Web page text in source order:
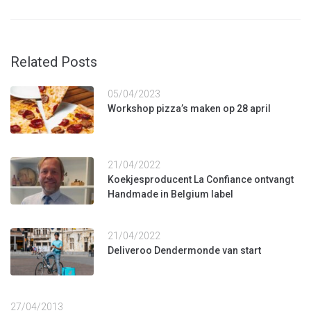
Related Posts
05/04/2023
Workshop pizza’s maken op 28 april
21/04/2022
Koekjesproducent La Confiance ontvangt
Handmade in Belgium label
21/04/2022
Deliveroo Dendermonde van start
27/04/2013